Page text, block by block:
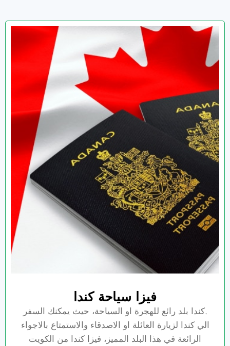
فيزا سياحة كندا
.كندا بلد رائع للهجرة او السياحة، حيث يمكنك السفر
الي كندا لزيارة العائلة او الاصدقاء والاستمتاع بالاجواء
الرائعة في هذا البلد المميز، فيزا كندا من الكويت